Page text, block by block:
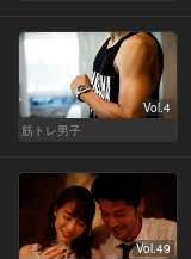
Vol.4
筋トレ男子
Vol.49